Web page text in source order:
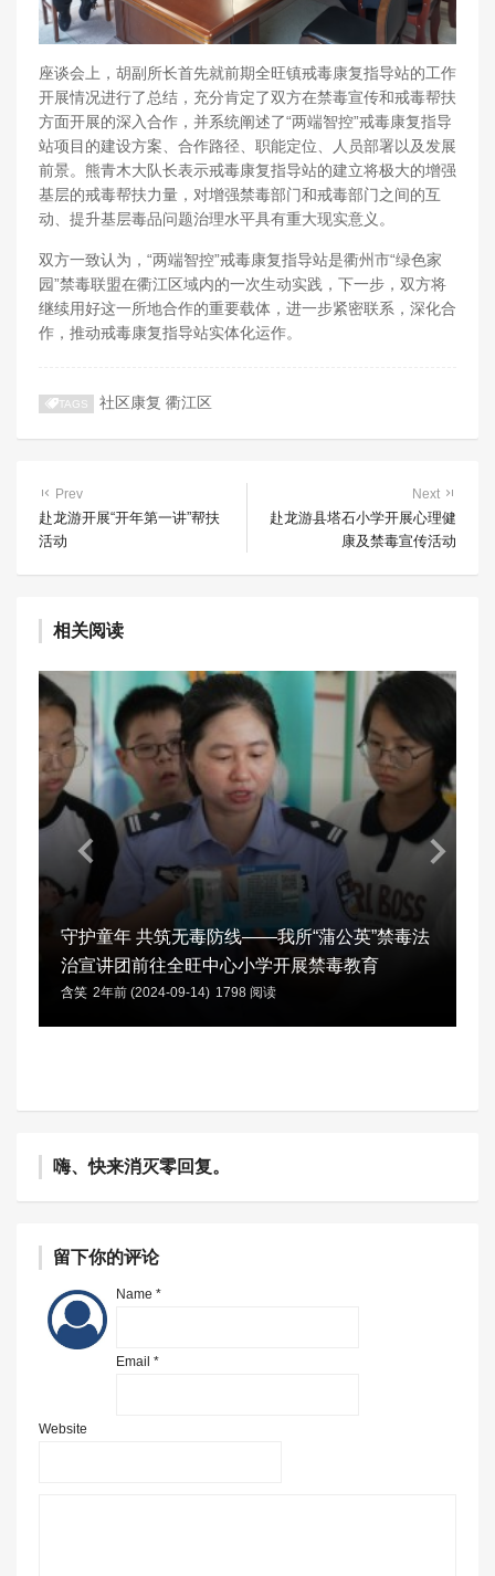
座谈会上，胡副所长首先就前期全旺镇戒毒康复指导站的工作
开展情况进行了总结，充分肯定了双方在禁毒宣传和戒毒帮扶
方面开展的深入合作，并系统阐述了“两端智控”戒毒康复指导
站项目的建设方案、合作路径、职能定位、人员部署以及发展
前景。熊青木大队长表示戒毒康复指导站的建立将极大的增强
基层的戒毒帮扶力量，对增强禁毒部门和戒毒部门之间的互
动、提升基层毒品问题治理水平具有重大现实意义。
双方一致认为，“两端智控”戒毒康复指导站是衢州市“绿色家
园”禁毒联盟在衢江区域内的一次生动实践，下一步，双方将
继续用好这一所地合作的重要载体，进一步紧密联系，深化合
作，推动戒毒康复指导站实体化运作。
TAGS 社区康复 衢江区
Prev
赴龙游开展“开年第一讲”帮扶
活动
Next
赴龙游县塔石小学开展心理健
康及禁毒宣传活动
相关阅读
守护童年 共筑无毒防线——我所“蒲公英”禁毒法
治宣讲团前往全旺中心小学开展禁毒教育
含笑 2年前 (2024-09-14) 1798 阅读
嗨、快来消灭零回复。
留下你的评论
Name *
Email *
Website